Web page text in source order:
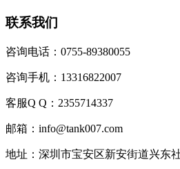
联系我们
咨询电话：0755-89380055
咨询手机：13316822007
客服Q Q：2355714337
邮箱：info@tank007.com
地址：深圳市宝安区新安街道兴东